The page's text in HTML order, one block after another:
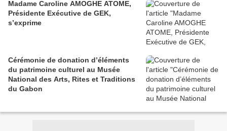
Madame Caroline AMOGHE ATOME,
Présidente Exécutive de GEK,
s’exprime
Cérémonie de donation d’éléments
du patrimoine culturel au Musée
National des Arts, Rites et Traditions
du Gabon